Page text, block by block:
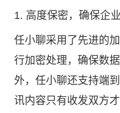
1. 高度保密，确保企
任小聊采用了先进的
行加密处理，确保数
外，任小聊还支持端
讯内容只有收发双方